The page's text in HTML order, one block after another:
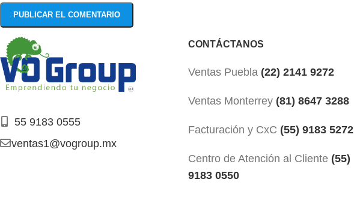
55 9183 0555
ventas1@vogroup.mx
CONTÁCTANOS
Ventas Puebla(22) 2141 9272
Ventas Monterrey(81) 8647 3288
Facturación y CxC (55) 9183 5272
Centro de Atención al Cliente(55)
9183 0550